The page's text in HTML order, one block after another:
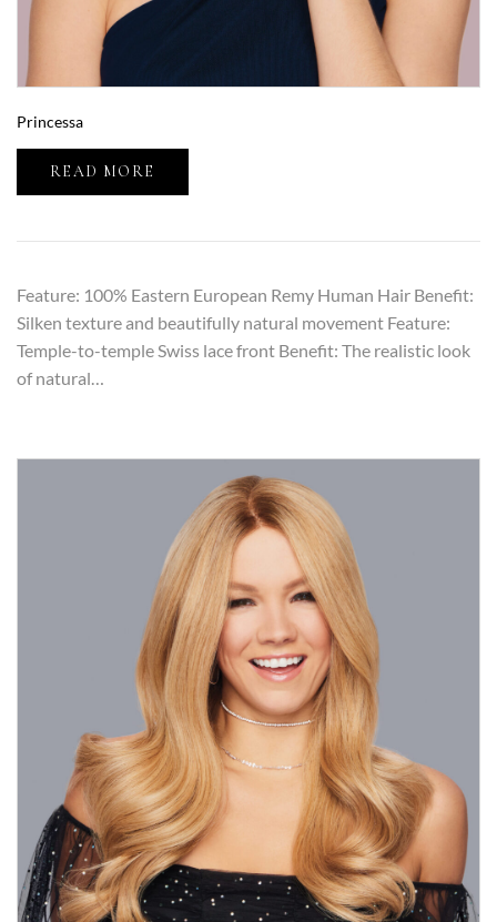
Princessa
READ MORE
Feature: 100% Eastern European Remy Human Hair Benefit:
Silken texture and beautifully natural movement Feature:
Temple-to-temple Swiss lace front Benefit: The realistic look
of natural…